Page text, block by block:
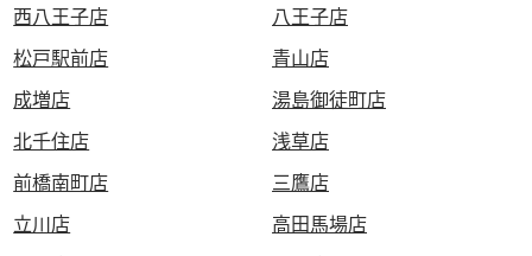
西八王子店
八王子店
松戸駅前店
青山店
成増店
湯島御徒町店
北千住店
浅草店
前橋南町店
三鷹店
立川店
高田馬場店